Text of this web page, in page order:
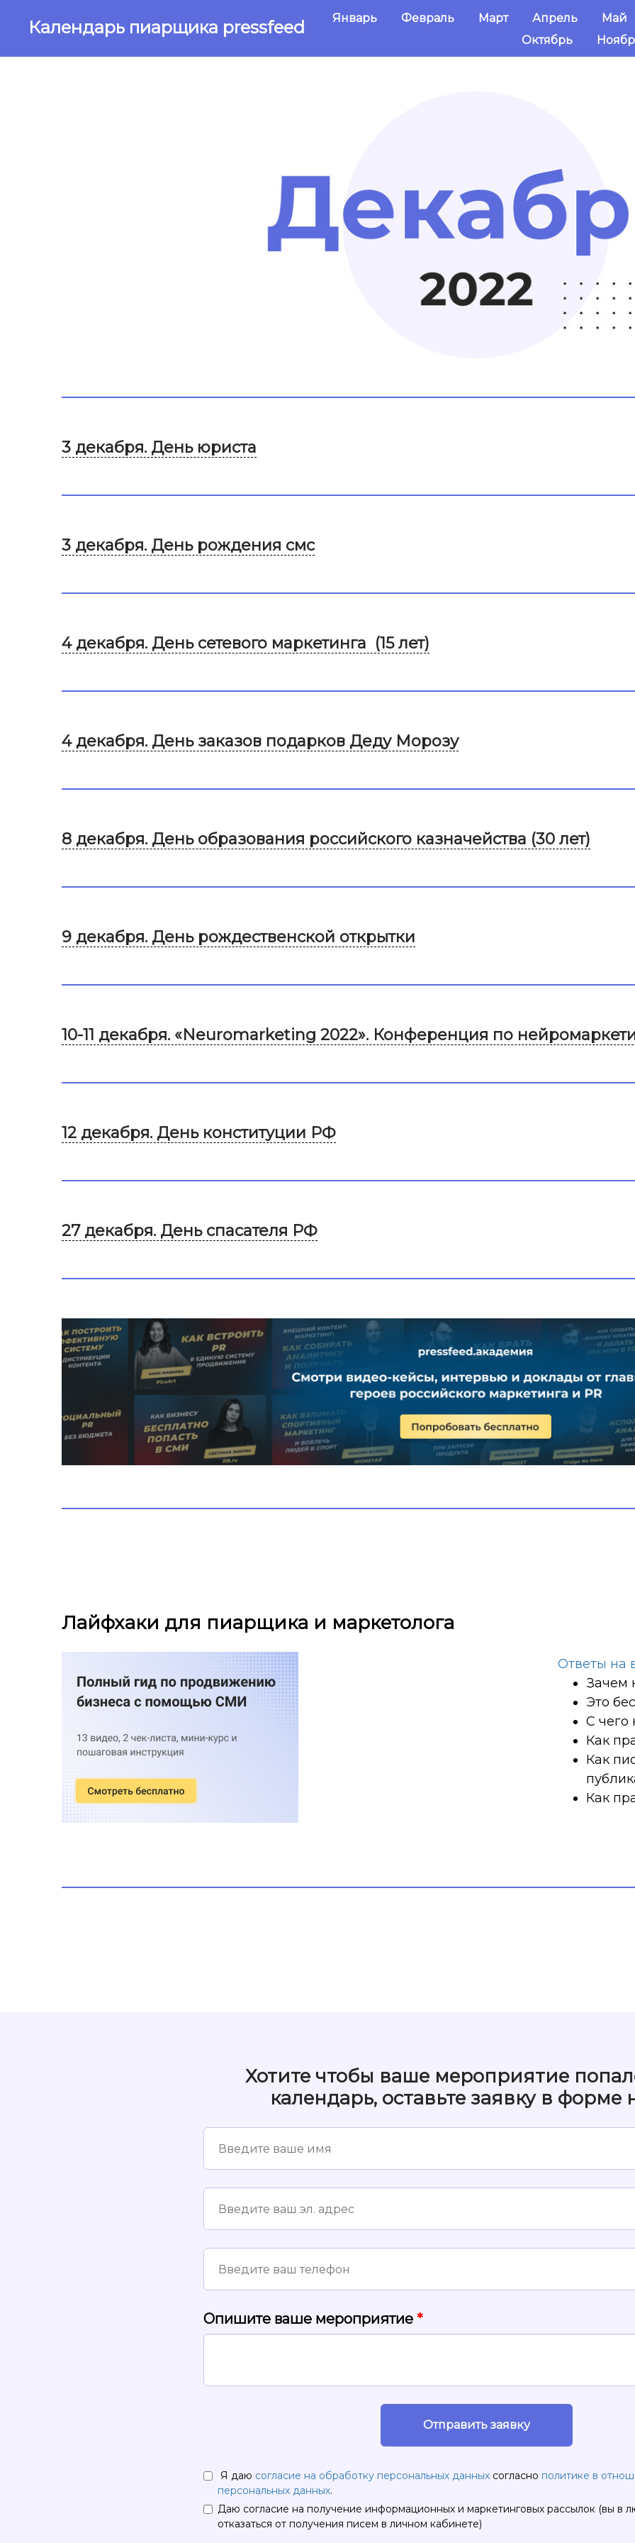
Календарь пиарщика pressfeed Январь Февраль Март Апрель Май
Октябрь
3 декабря. День юриста
3 декабря. День рождения смс
4 декабря. День сетевого маркетинга (15 лет)
4 декабря. День заказов подарков Деду Морозу
8 декабря. День образования российского казначейства (30 лет)
9 декабря. День рождественской открытки
10-11 декабря. «Neuromarketing 2022». Конференция по
12 декабря. День конституции РФ
27 декабря. День спасателя РФ
Лайфхаки для пиарщика и маркетолога
Ответы на
Зачем
Это
С чего
Как
Как
Как
Хотите чтобы ваше мероприятие
календарь, оставьте заявку в форме
Опишите ваше мероприятие *
Отправить заявку
Я даю согласие на обработку персональных данных согласно политике в
персональных данных.
Даю согласие на получение информационных и маркетинговых рассылок (вы в
отказаться от получения писем в личном кабинете)